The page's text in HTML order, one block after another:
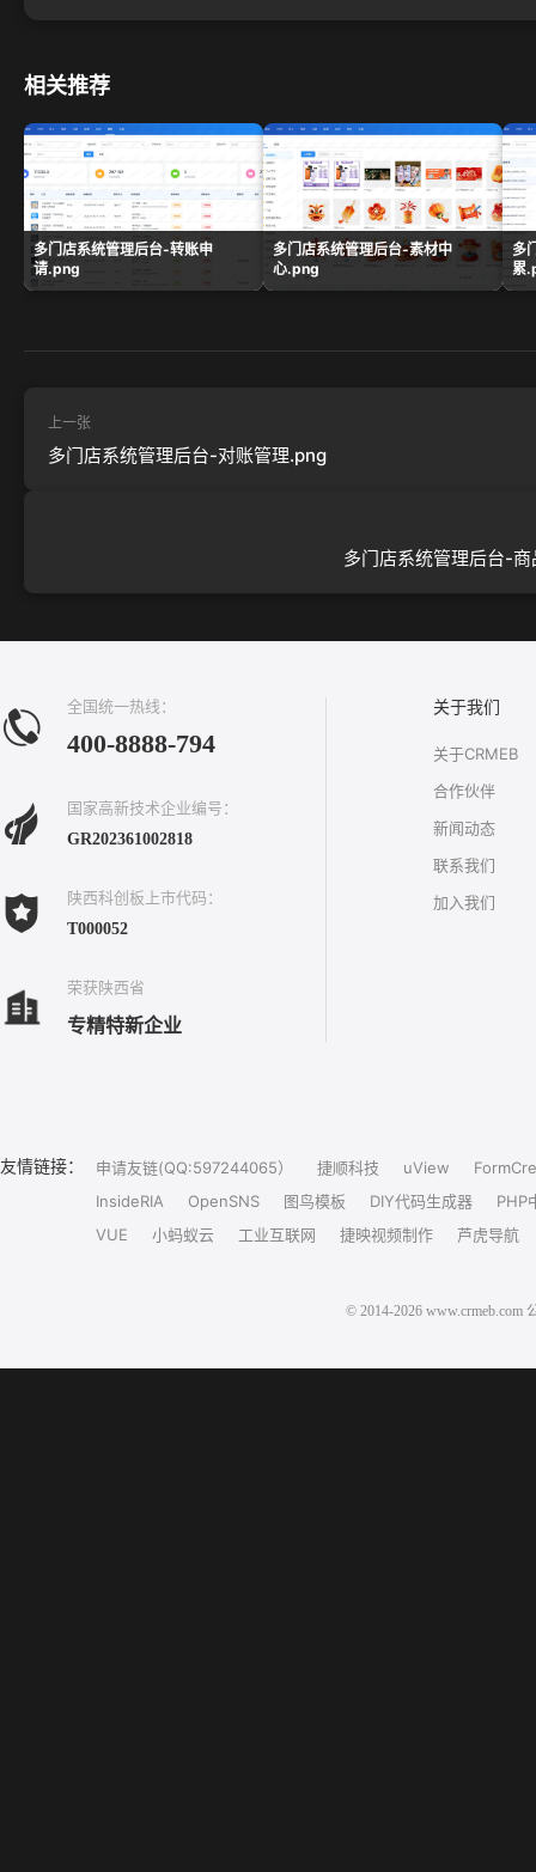
相关推荐
多门店系统管理后台-转账申
请.png
多门店系统管理后台-素材中
心.png
多
累
上一张
多门店系统管理后台-对账管理.png
多门店系统管理后台-
全国统一热线：
400-8888-794
国家高新技术企业编号：
GR202361002818
陕西科创板上市代码：
T000052
荣获陕西省
专精特新企业
关于我们
关于CRMEB
合作伙伴
新闻动态
联系我们
加入我们
友情链接： 申请友链(QQ:597244065） 捷顺科技 uView
InsideRIA
OpenSNS 图鸟模板 DIY代码生成器
PHP
VUE
小蚂蚁云 工业互联网 捷映视频制作 芦虎导航
© 2014-2026